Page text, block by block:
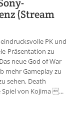
(Stream
PK und
Präsentation zu
neue God of War
mehr Gameplay zu
sehen, Death
Spiel von Kojima ...